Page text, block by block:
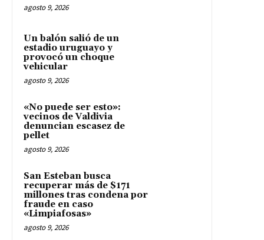
agosto 9, 2026
Un balón salió de un
estadio uruguayo y
provocó un choque
vehicular
agosto 9, 2026
«No puede ser esto»:
vecinos de Valdivia
denuncian escasez de
pellet
agosto 9, 2026
San Esteban busca
recuperar más de $171
millones tras condena por
fraude en caso
«Limpiafosas»
agosto 9, 2026